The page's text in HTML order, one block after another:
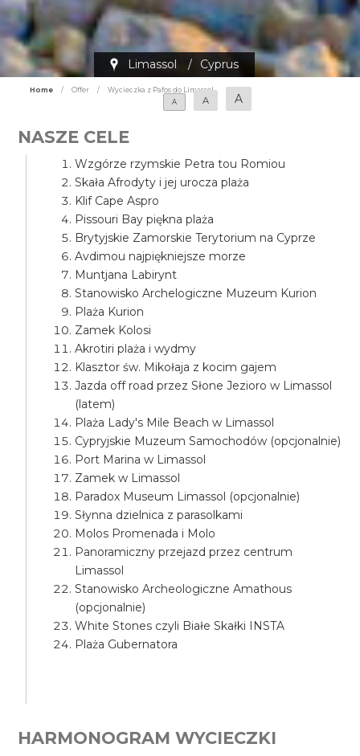
Limassol / Cyprus
Home / Offer /
Wycieczka z Pafos do Limassol
A
A A
NASZE CELE
Wzgórze rzymskie Petra tou Romiou
Skała Afrodyty i jej urocza plaża
Klif Cape Aspro
Pissouri Bay piękna plaża
Brytyjskie Zamorskie Terytorium na Cyprze
Avdimou najpiękniejsze morze
Muntjana Labirynt
Stanowisko Archelogiczne Muzeum Kurion
Plaża Kurion
Zamek Kolosi
Akrotiri plaża i wydmy
Klasztor św. Mikołaja z kocim gajem
Jazda off road przez Słone Jezioro w Limassol
(latem)
Plaża Lady's Mile Beach w Limassol
Cypryjskie Muzeum Samochodów (opcjonalnie)
Port Marina w Limassol
Zamek w Limassol
Paradox Museum Limassol (opcjonalnie)
Słynna dzielnica z parasolkami
Molos Promenada i Molo
Panoramiczny przejazd przez centrum
Limassol
Stanowisko Archeologiczne Amathous
(opcjonalnie)
White Stones czyli Białe Skałki INSTA
Plaża Gubernatora
HARMONOGRAM WYCIECZKI